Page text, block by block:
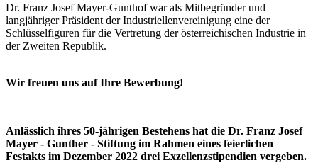
Dr. Franz Josef Mayer-Gunthof war als Mitbegründer und
langjähriger Präsident der Industriellenvereinigung eine der
Schlüsselfiguren für die Vertretung der österreichischen Industrie in
der Zweiten Republik.
Wir freuen uns auf Ihre Bewerbung!
Anlässlich ihres 50-jährigen Bestehens hat die Dr. Franz Josef
Mayer - Gunther - Stiftung im Rahmen eines feierlichen
Festakts im Dezember 2022 drei Exzellenzstipendien vergeben.